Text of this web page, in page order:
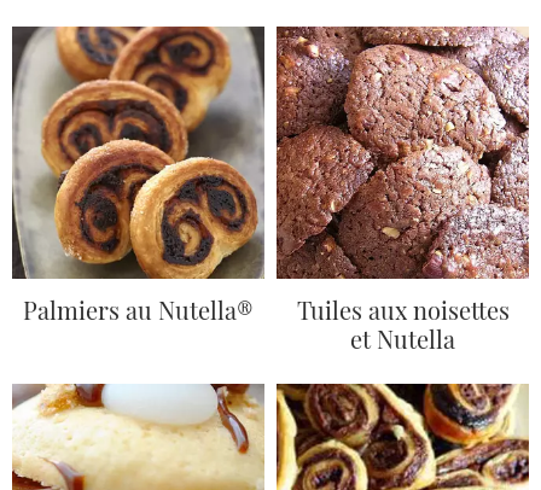
Palmiers au Nutella®
Tuiles aux noisettes
et Nutella